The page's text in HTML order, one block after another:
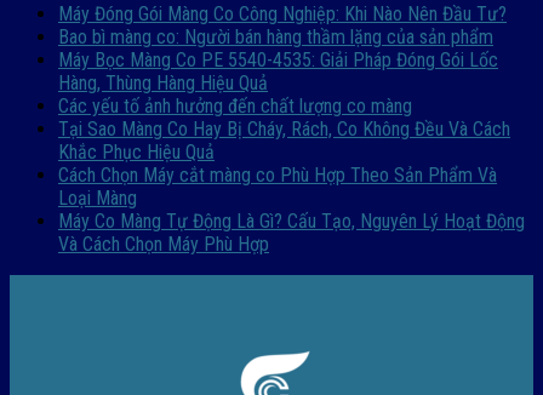
Máy Đóng Gói Màng Co Công Nghiệp: Khi Nào Nên Đầu Tư?
Bao bì màng co: Người bán hàng thầm lặng của sản phẩm
Máy Bọc Màng Co PE 5540-4535: Giải Pháp Đóng Gói Lốc
Hàng, Thùng Hàng Hiệu Quả
Các yếu tố ảnh hưởng đến chất lượng co màng
Tại Sao Màng Co Hay Bị Cháy, Rách, Co Không Đều Và Cách
Khắc Phục Hiệu Quả
Cách Chọn Máy cắt màng co Phù Hợp Theo Sản Phẩm Và
Loại Màng
Máy Co Màng Tự Động Là Gì? Cấu Tạo, Nguyên Lý Hoạt Động
Và Cách Chọn Máy Phù Hợp